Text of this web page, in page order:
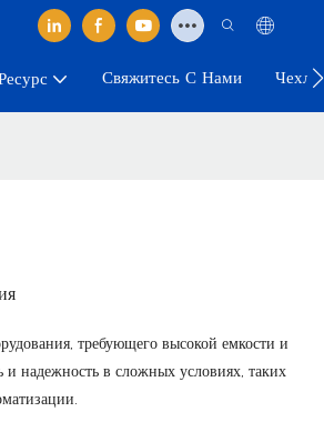
Свяжитесь С Нами Чехлы
требующего высокой емкости и
и надежность в сложных условиях, таких